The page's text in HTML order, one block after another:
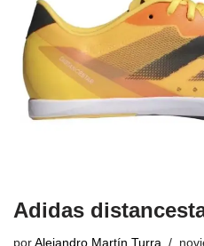
Adidas
por Alejandro Martín Turra